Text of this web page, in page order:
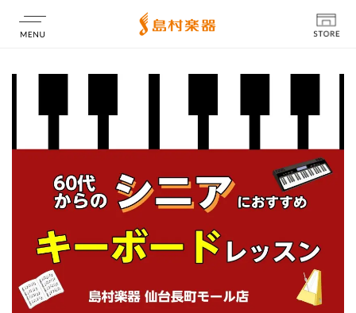
店舗情報